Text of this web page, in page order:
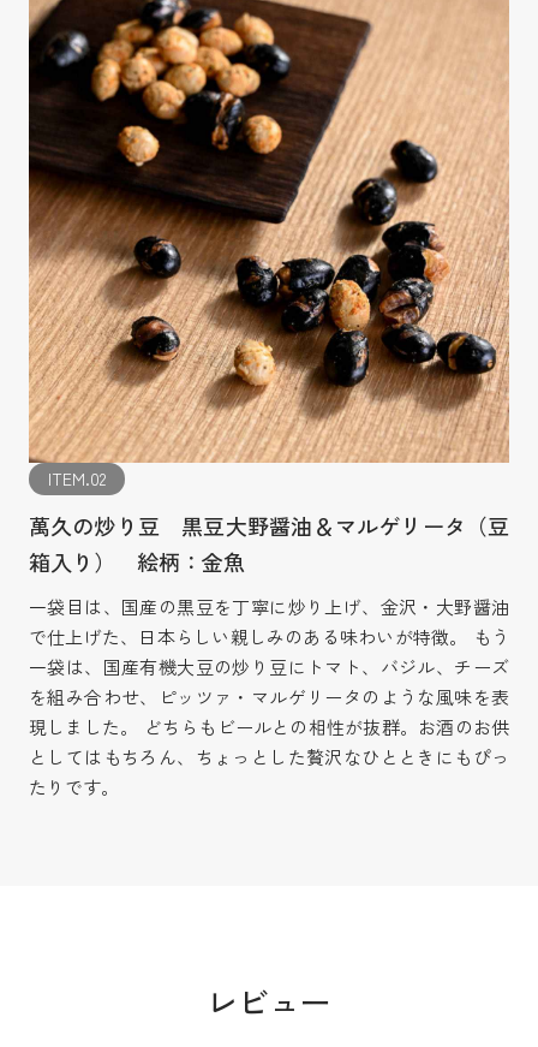
ITEM.02
萬久の炒り豆 黒豆大野醤油＆マルゲリータ（豆
箱入り） 絵柄：金魚
一袋目は、国産の黒豆を丁寧に炒り上げ、金沢・大野醤油
で仕上げた、日本らしい親しみのある味わいが特徴。 もう
一袋は、国産有機大豆の炒り豆にトマト、バジル、チーズ
を組み合わせ、ピッツァ・マルゲリータのような風味を表
現しました。 どちらもビールとの相性が抜群。お酒のお供
としてはもちろん、ちょっとした贅沢なひとときにもぴっ
たりです。
レビュー